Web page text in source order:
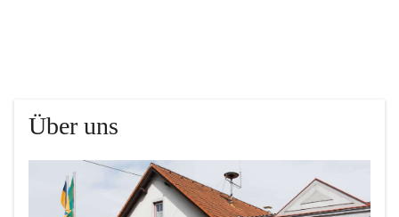
Über uns